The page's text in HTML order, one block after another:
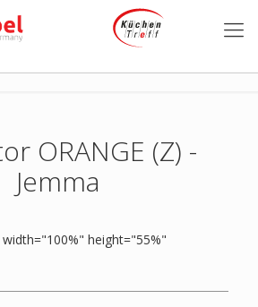
ORANGE (Z) -
Jemma
height="55%"